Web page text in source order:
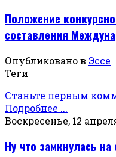
Положение
составления
Опубликовано в Эссе
Теги
Станьте первым
Подробнее ...
Воскресенье, 12
Ну что замкнулась на